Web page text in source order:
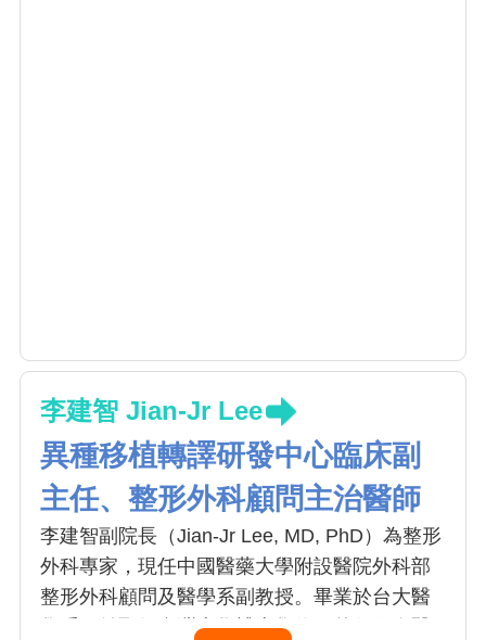
李建智 Jian-Jr Lee
異種移植轉譯研發中心臨床副
主任、整形外科顧問主治醫師
李建智副院長（Jian-Jr Lee, MD, PhD）為整形
外科專家，現任中國醫藥大學附設醫院外科部
整形外科顧問及醫學系副教授。畢業於台大醫
學系，並取得台灣大學博士學位，曾任國泰醫